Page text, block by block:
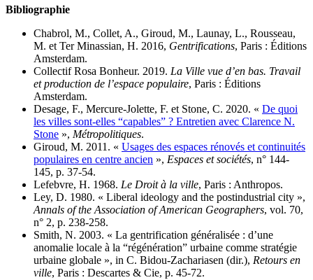
Bibliographie
Chabrol, M., Collet, A., Giroud, M., Launay, L., Rousseau,
M. et Ter Minassian, H. 2016, Gentrifications, Paris : Éditions
Amsterdam.
Collectif Rosa Bonheur. 2019. La Ville vue d’en bas. Travail
et production de l’espace populaire, Paris : Éditions
Amsterdam.
Desage, F., Mercure-Jolette, F. et Stone, C. 2020. « De quoi
les villes sont-elles “capables” ? Entretien avec Clarence N.
Stone », Métropolitiques.
Giroud, M. 2011. « Usages des espaces rénovés et continuités
populaires en centre ancien », Espaces et sociétés, n° 144-
145, p. 37-54.
Lefebvre, H. 1968. Le Droit à la ville, Paris : Anthropos.
Ley, D. 1980. « Liberal ideology and the postindustrial city »,
Annals of the Association of American Geographers, vol. 70,
n° 2, p. 238-258.
Smith, N. 2003. « La gentrification généralisée : d’une
anomalie locale à la “régénération” urbaine comme stratégie
urbaine globale », in C. Bidou-Zachariasen (dir.), Retours en
ville, Paris : Descartes & Cie, p. 45-72.